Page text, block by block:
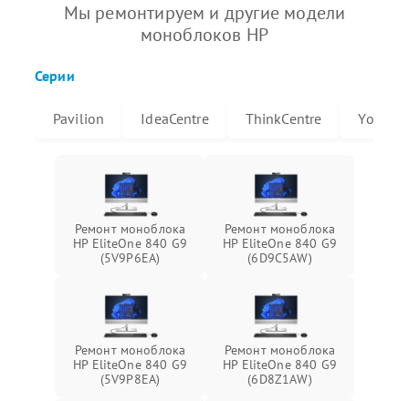
Мы ремонтируем и другие модели
моноблоков HP
Серии
Pavilion IdeaCentre ThinkCentre Yoga
Ремонт моноблока
HP EliteOne 840 G9
(5V9P6EA)
Ремонт моноблока
HP EliteOne 840 G9
(6D9C5AW)
Ремонт моноблока
HP EliteOne 840 G9
(5V9P8EA)
Ремонт моноблока
HP EliteOne 840 G9
(6D8Z1AW)